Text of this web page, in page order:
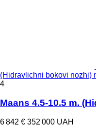
(Hidravlichni bokovi nozhi)
4
Maans 4.5-10.5 m.
6 842 € 352 000 UAH